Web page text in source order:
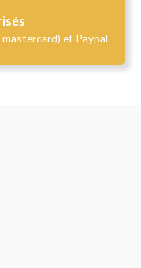
et Paypal